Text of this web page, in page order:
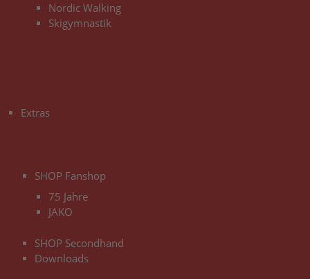
Nordic Walking
Skigymnastik
Extras
SHOP Fanshop
75 Jahre
JAKO
SHOP Secondhand
Downloads